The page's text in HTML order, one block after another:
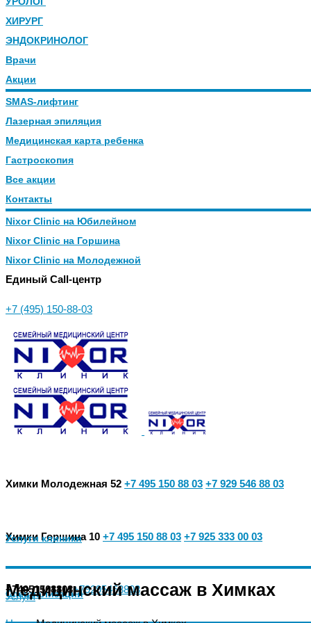
ХИРУРГ
ЭНДОКРИНОЛОГ
Врачи
Акции
SMAS-лифтинг
Лазерная эпиляция
Медицинская карта ребенка
Гастроскопия
Все акции
Контакты
Nixor Clinic на Юбилейном
Nixor Clinic на Горшина
Nixor Clinic на Молодежной
Единый Call-центр
+7 (495) 150-88-03
Химки Молодежная 52 +7 495 150 88 03 +7 929 546 88 03
Химки Горшина 10 +7 495 150 88 03 +7 925 333 00 03
+74951508803+79295468803
Услуги клиники
Услуги
Специализации
Медицинский массаж в Химках